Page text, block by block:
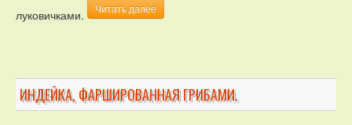
луковичками.
Читать далее
ИНДЕЙКА, ФАРШИРОВАННАЯ ГРИБАМИ.